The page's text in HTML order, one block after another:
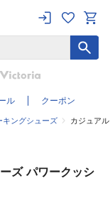
ル クーポン
キングシューズ カジュア
ズ パワークッシ